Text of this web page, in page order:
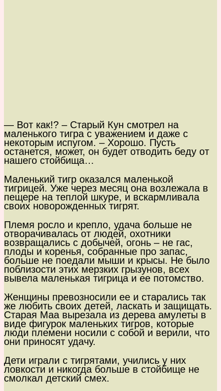
— Вот как!? – Старый Кун смотрел на
маленького тигра с уважением и даже с
некоторым испугом. – Хорошо. Пусть
останется, может, он будет отводить беду от
нашего стойбища…
Маленький тигр оказался маленькой
тигрицей. Уже через месяц она возлежала в
пещере на теплой шкуре, и вскармливала
своих новорожденных тигрят.
Племя росло и крепло, удача больше не
отворачивалась от людей, охотники
возвращались с добычей, огонь – не гас,
плоды и коренья, собранные про запас,
больше не поедали мыши и крысы. Не было
поблизости этих мерзких грызунов, всех
вывела маленькая тигрица и ее потомство.
Женщины превозносили ее и старались так
же любить своих детей, ласкать и защищать.
Старая Маа вырезала из дерева амулеты в
виде фигурок маленьких тигров, которые
люди племени носили с собой и верили, что
они приносят удачу.
Дети играли с тигрятами, учились у них
ловкости и никогда больше в стойбище не
смолкал детский смех.